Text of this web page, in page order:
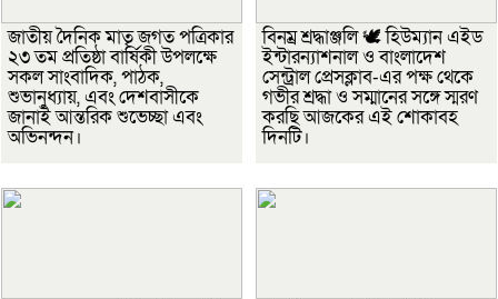
জাতীয় দৈনিক মাতৃ জগত পত্রিকার
২৩ তম প্রতিষ্ঠা বার্ষিকী উপলক্ষে
সকল সাংবাদিক, পাঠক,
শুভানুধ্যায়, এবং দেশবাসীকে
জানাই আন্তরিক শুভেচ্ছা এবং
অভিনন্দন।
বিনম্র শ্রদ্ধাঞ্জলি 🕊️ হিউম্যান এইড
ইন্টারন্যাশনাল ও বাংলাদেশ
সেন্ট্রাল প্রেসক্লাব-এর পক্ষ থেকে
গভীর শ্রদ্ধা ও সম্মানের সঙ্গে স্মরণ
করছি আজকের এই শোকাবহ
দিনটি।